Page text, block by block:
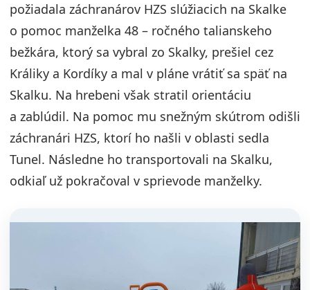
požiadala záchranárov HZS slúžiacich na Skalke
o pomoc manželka 48 – ročného talianskeho
bežkára, ktorý sa vybral zo Skalky, prešiel cez
Králiky a Kordíky a mal v pláne vrátiť sa späť na
Skalku. Na hrebeni však stratil orientáciu
a zablúdil. Na pomoc mu snežným skútrom odišli
záchranári HZS, ktorí ho našli v oblasti sedla
Tunel. Následne ho transportovali na Skalku,
odkiaľ už pokračoval v sprievode manželky.